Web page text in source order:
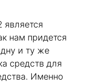
является
нам придется
и ту же
средств для
Именно